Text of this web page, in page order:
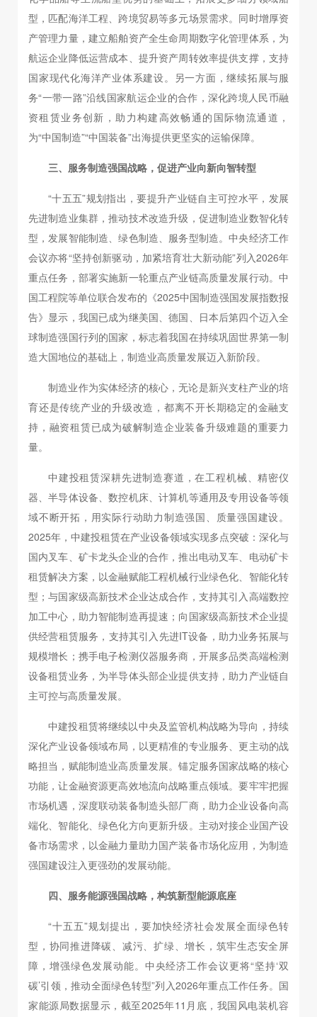
型，匹配海洋工程、跨境贸易等多元场景需求。同时增厚资
产管理力量，建立船舶资产全生命周期数字化管理体系，为
航运企业降低运营成本、提升资产周转效率提供支撑，支持
国家现代化海洋产业体系建设。另一方面，继续拓展与服
务“一带一路”沿线国家航运企业的合作，深化跨境人民币融
资租赁业务创新，助力构建高效畅通的国际物流通道，
为“中国制造”“中国装备”出海提供更坚实的运输保障。
三、服务制造强国战略，促进产业向新向智转型
“十五五”规划指出，要提升产业链自主可控水平，发展
先进制造业集群，推动技术改造升级，促进制造业数智化转
型，发展智能制造、绿色制造、服务型制造。中央经济工作
会议亦将“坚持创新驱动，加紧培育壮大新动能”列入2026年
重点任务，部署实施新一轮重点产业链高质量发展行动。中
国工程院等单位联合发布的《2025中国制造强国发展指数报
告》显示，我国已成为继美国、德国、日本后第四个迈入全
球制造强国行列的国家，标志着我国在持续巩固世界第一制
造大国地位的基础上，制造业高质量发展迈入新阶段。
制造业作为实体经济的核心，无论是新兴支柱产业的培
育还是传统产业的升级改造，都离不开长期稳定的金融支
持，融资租赁已成为破解制造企业装备升级难题的重要力
量。
中建投租赁深耕先进制造赛道，在工程机械、精密仪
器、半导体设备、数控机床、计算机等通用及专用设备等领
域不断开拓，用实际行动助力制造强国、质量强国建设。
2025年，中建投租赁在产业设备领域实现多点突破：深化与
国内叉车、矿卡龙头企业的合作，推出电动叉车、电动矿卡
租赁解决方案，以金融赋能工程机械行业绿色化、智能化转
型；与国家级高新技术企业达成合作，支持其引入高端数控
加工中心，助力智能制造再提速；向国家级高新技术企业提
供经营租赁服务，支持其引入先进IT设备，助力业务拓展与
规模增长；携手电子检测仪器服务商，开展多品类高端检测
设备租赁业务，为半导体头部企业提供支持，助力产业链自
主可控与高质量发展。
中建投租赁将继续以中央及监管机构战略为导向，持续
深化产业设备领域布局，以更精准的专业服务、更主动的战
略担当，赋能制造业高质量发展。锚定服务国家战略的核心
功能，让金融资源更高效地流向战略重点领域。要牢牢把握
市场机遇，深度联动装备制造头部厂商，助力企业设备向高
端化、智能化、绿色化方向更新升级。主动对接企业国产设
备市场需求，以金融力量助力国产装备市场化应用，为制造
强国建设注入更强劲的发展动能。
四、服务能源强国战略，构筑新型能源底座
“十五五”规划提出，要加快经济社会发展全面绿色转
型，协同推进降碳、减污、扩绿、增长，筑牢生态安全屏
障，增强绿色发展动能。中央经济工作会议更将“坚持‘双
碳’引领，推动全面绿色转型”列入2026年重点工作任务。国
家能源局数据显示，截至2025年11月底，我国风电装机容